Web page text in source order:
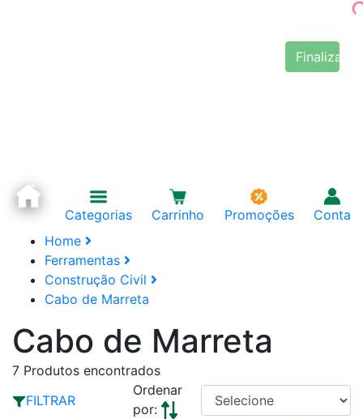
Finalizar
Categorias Carrinho Promoções
Conta
Home
Ferramentas
Construção Civil
Cabo de Marreta
Cabo de Marreta
7 Produtos encontrados
FILTRAR
Ordenar
por: